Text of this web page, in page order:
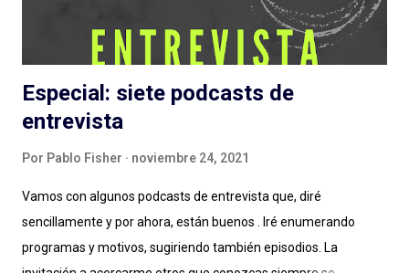
Especial: siete podcasts de
entrevista
Por Pablo Fisher noviembre 24, 2021
Vamos con algunos podcasts de entrevista que, diré
sencillamente y por ahora, están buenos . Iré enumerando
programas y motivos, sugiriendo también episodios. La